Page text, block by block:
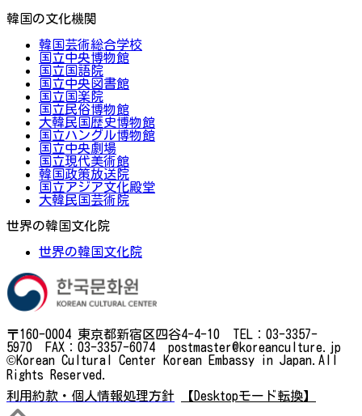
韓国の文化機関
韓国芸術総合学校
国立中央博物館
国立国語院
国立中央図書館
国立国楽院
国立民俗博物館
大韓民国歴史博物館
国立ハングル博物館
国立中央劇場
国立現代美術館
韓国政策放送院
国立アジア文化殿堂
大韓民国芸術院
世界の韓国文化院
世界の韓国文化院
〒160-0004 東京都新宿区四谷4-4-10 TEL：03-3357-
5970 FAX：03-3357-6074 postmaster@koreanculture.jp
©Korean Cultural Center Korean Embassy in Japan.All
Rights Reserved.
利用約款・個人情報処理方針
【Desktopモード転換】